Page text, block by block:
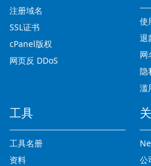
注册域名
SSL证书
cPanel版权
网页反 DDoS
使
退
网
隐
滥
工具
工具名册
资料
公